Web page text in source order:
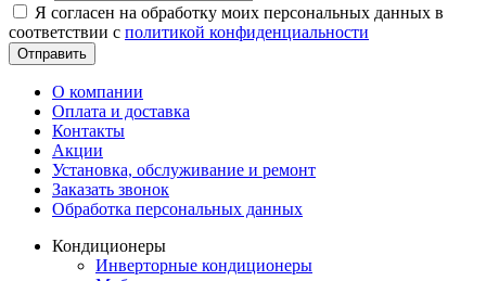
Я согласен на обработку моих персональных данных в
соответствии с политикой конфиденциальности
Отправить
О компании
Оплата и доставка
Контакты
Акции
Установка, обслуживание и ремонт
Заказать звонок
Обработка персональных данных
Кондиционеры
Инверторные кондиционеры